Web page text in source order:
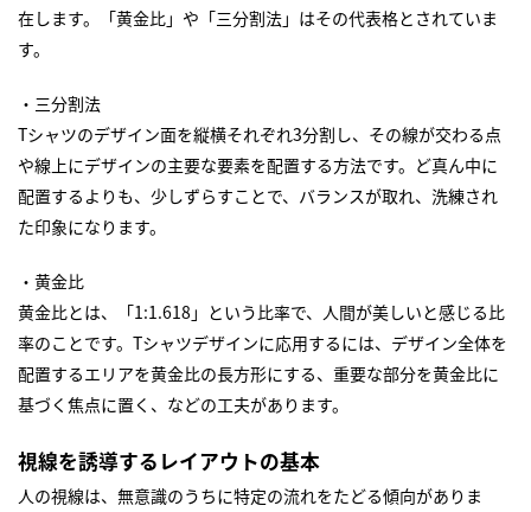
在します。「黄金比」や「三分割法」はその代表格とされていま
す。
・三分割法
Tシャツのデザイン面を縦横それぞれ3分割し、その線が交わる点
や線上にデザインの主要な要素を配置する方法です。ど真ん中に
配置するよりも、少しずらすことで、バランスが取れ、洗練され
た印象になります。
・黄金比
黄金比とは、「1:1.618」という比率で、人間が美しいと感じる比
率のことです。Tシャツデザインに応用するには、デザイン全体を
配置するエリアを黄金比の長方形にする、重要な部分を黄金比に
基づく焦点に置く、などの工夫があります。
視線を誘導するレイアウトの基本
人の視線は、無意識のうちに特定の流れをたどる傾向がありま